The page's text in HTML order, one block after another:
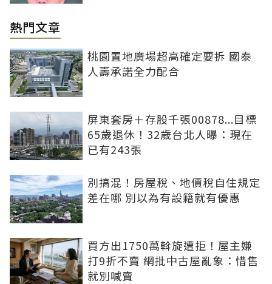
熱門文章
桃園置地廣場超高確定要拆 國泰
人壽承諾全力配合
屏東套房＋存股千張00878...目標
65歲退休！32歲台北人曝：現在
已有243張
別搞混！房屋稅、地價稅自住規定
差在哪 別以為有設籍就有優惠
買方出1750萬斡旋遭拒！屋主嫌
打9折不賣 網批中古屋亂象：惜售
就別喊賣